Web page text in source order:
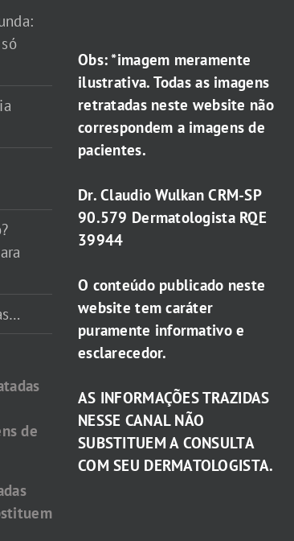
de
Obs: *imagem meramente
ilustrativa. Todas as imagens
retratadas neste website não
correspondem a imagens de
pacientes.
Dr. Claudio Wulkan CRM-SP
90.579 Dermatologista RQE
39944
O conteúdo publicado neste
website tem caráter
puramente informativo e
esclarecedor.
AS INFORMAÇÕES TRAZIDAS
NESSE CANAL NÃO
SUBSTITUEM A CONSULTA
COM SEU DERMATOLOGISTA.